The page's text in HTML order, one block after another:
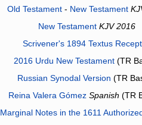
Old Testament- New Testament
New Testament KJV 2016
Scrivener's 1894 Textus
2016 Urdu New Testament(TR
Russian Synodal Version (TR
Reina Valera Gómez Spanish (TR
Marginal Notes in the 1611